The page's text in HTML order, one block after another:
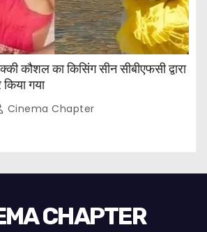
कौशल का किसिंग सीन सीबीएफसी द्वारा
गया
Cinema Chapter
CHAPTER